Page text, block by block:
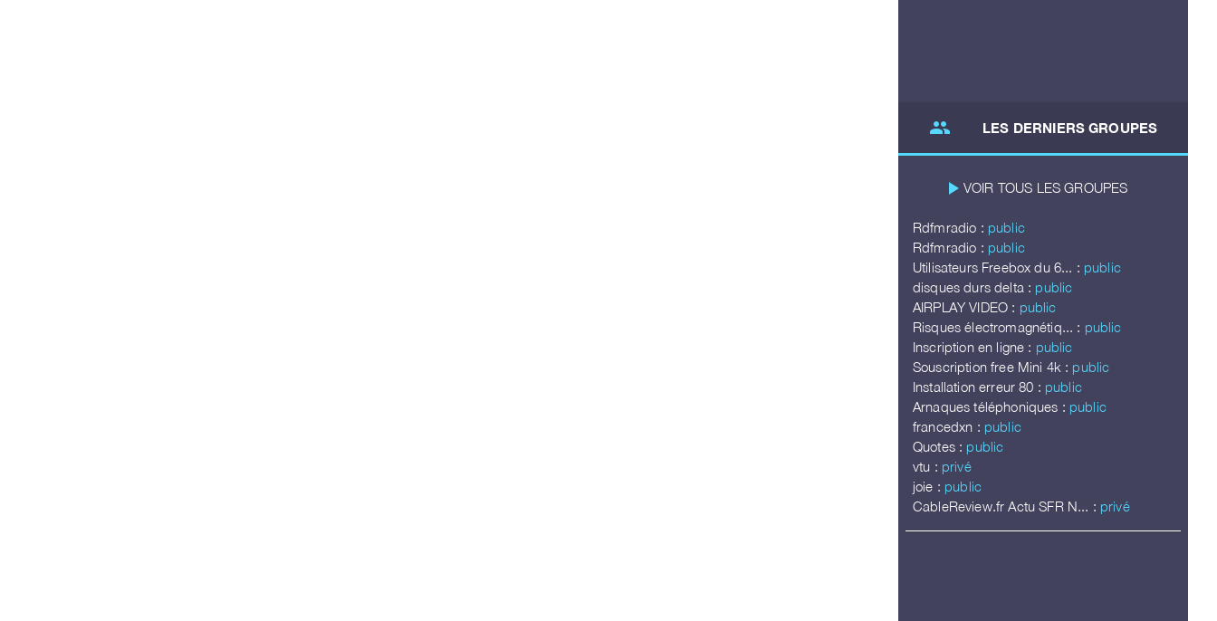
group LES DERNIERS GROUPES
play_arrow VOIR TOUS LES GROUPES
Rdfmradio : public
Rdfmradio : public
Utilisateurs Freebox du 6... : public
disques durs delta : public
AIRPLAY VIDEO : public
Risques électromagnétiq... : public
Inscription en ligne : public
Souscription free Mini 4k : public
Installation erreur 80 : public
Arnaques téléphoniques : public
francedxn : public
Quotes : public
vtu : privé
joie : public
CableReview.fr Actu SFR N... : privé